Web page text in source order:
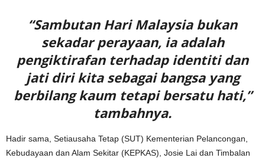
“Sambutan Hari Malaysia bukan
sekadar perayaan, ia adalah
pengiktirafan terhadap identiti dan
jati diri kita sebagai bangsa yang
berbilang kaum tetapi bersatu hati,”
tambahnya.
Hadir sama, Setiausaha Tetap (SUT) Kementerian Pelancongan,
Kebudayaan dan Alam Sekitar (KEPKAS), Josie Lai dan Timbalan